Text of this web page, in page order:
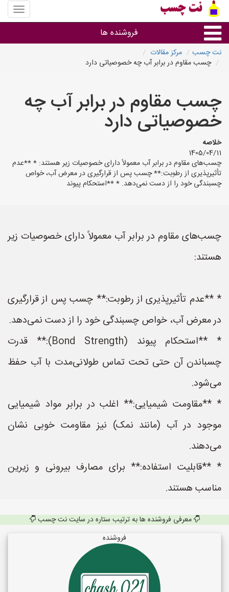
منوی
سایت
چسب
فروشنده ها
گروه ها
استان ها
نت چسب
مرکز مقالات
چسب مقاوم در برابر آب چه خصوصیاتی دارد
چسب مقاوم در برابر آب چه
خصوصیاتی دارد
خلاصه
1405/04/11
چسب‌های مقاوم در برابر آب معمولاً دارای خصوصیات زیر هستند: * **عدم
تأثیرپذیری از رطوبت:** چسب پس از قرارگیری در معرض آب، خواص
چسبندگی خود را از دست نمی‌دهد. * **استحکام پیوند
چسب‌های مقاوم در برابر آب معمولاً دارای خصوصیات زیر
هستند:
* **عدم تأثیرپذیری از رطوبت:** چسب پس از قرارگیری
در معرض آب، خواص چسبندگی خود را از دست نمی‌دهد.
* **استحکام پیوند (Bond Strength):** قدرت
چسباندن آن حتی تحت تماس طولانی‌مدت با آب حفظ
می‌شود.
* **مقاومت شیمیایی:** اغلب در برابر مواد شیمیایی
موجود در آب (مانند نمک) نیز مقاومت خوبی نشان
می‌دهند.
* **قابلیت استفاده:** برای مصارف بیرونی و زیرین
مناسب هستند.
معرفی فروشنده ها به ترتیب ستاره در سایت نت چسب
فروشنده